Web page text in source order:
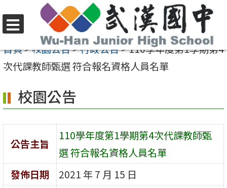
至
要
容
區
選
單
首頁>校園公告>行政公告>110學年度第1學期第4
次代課教師甄選 符合報名資格人員名單
校園公告
公告主旨
110學年度第1學期第4次代課教師甄
選 符合報名資格人員名單
發佈日期
2021 年 7 月 15 日